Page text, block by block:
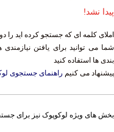
پیدا نشد!
املای کلمه ای که جستجو کرده اید را
شما می توانید برای یافتن
بندی ها استفاده کنید
پیشنهاد می کنیم راهنمای جستجوی
بخش های ویژه لوکوپوک نیز برای